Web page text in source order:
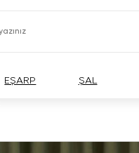
EŞARP ŞAL